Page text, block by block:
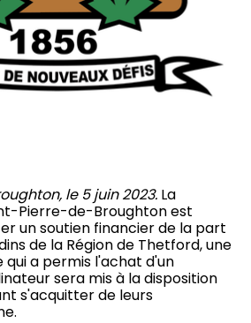
le 5 juin 2023. La
Pierre-de-Broughton est
un soutien financier de la part
de la Région de Thetford, une
a permis l'achat d'un
sera mis à la disposition
s'acquitter de leurs